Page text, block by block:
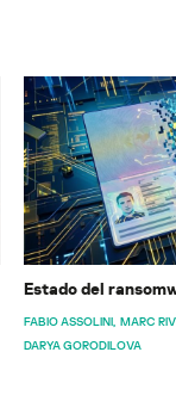
Estado del
FABIO ASSOLINI MARC
DARYA GORODILOVA